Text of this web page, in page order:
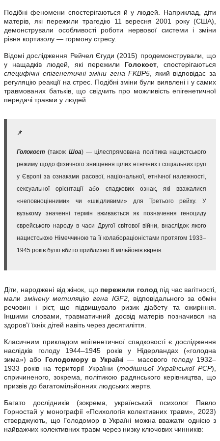
Подібні феномени спостерігаються й у людей. Наприклад, діти
матерів, які пережили трагедію 11 вересня 2001 року (США),
демонстрували особливості роботи нервової системи і зміни
рівня кортизолу — гормону стресу.
Відомі дослідження Рейчел Єгуди (2015) продемонстрували, що
у нащадків людей, які пережили Голокост , спостерігаються
специфічні епігенетичні зміни гена FKBP5 , який відповідає за
регуляцію реакції на стрес. Подібні зміни були виявлені і у самих
травмованих батьків, що свідчить про можливість епігенетичної
передачі травми у людей.
📌
Голокост (також Шоа) — цілеспрямована політика нацистського
режиму щодо фізичного знищення цілих етнічних і соціальних груп
у Європі за ознаками расової, національної, етнічної належності,
сексуальної орієнтації або спадкових ознак, які вважалися
«неповноцінними» чи «шкідливими» для Третього рейху. У
вузькому значенні термін вживається як позначення геноциду
єврейського народу в часи Другої світової війни, внаслідок якого
нацистською Німеччиною та її колабораціоністами протягом 1933–
1945 років було вбито приблизно 6 мільйонів євреїв.
Діти, народжені від жінок, що пережили голодпід час вагітності,
мализмінену метиляцію гена IGF2, відповідального за обмін
речовин і ріст, що підвищувало ризик діабету та ожиріння.
Іншими словами, травматичний досвід матерів позначився на
здоров’ї їхніх дітей навіть через десятиліття.
Класичним прикладом епігенетичної спадковості є дослідження
наслідків голоду 1944–1945 років у Нідерландах («голодна
зима») або Голодомору в Україні — масового голоду 1932–
1933 років на території України (тодішньої Української РСР),
спричиненого, зокрема, політикою радянського керівництва, що
призвів до багатомільйонних людських жертв.
Багато дослідників (зокрема, український психолог Павло
Горностай у монографії «Психологія колективних травм», 2023)
стверджують, що Голодомор в Україні можна вважати однією з
найважчих колективних травм через низку ключових чинників: